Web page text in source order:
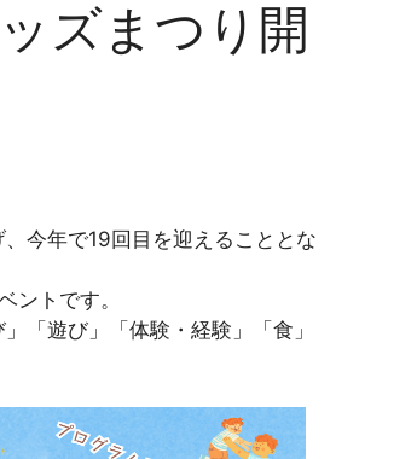
ズまつり開
今年で19回目を迎えることとな
ントです。
「遊び」「体験・経験」「食」